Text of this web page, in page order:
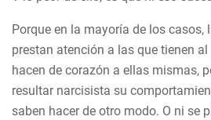
Porque en la mayoría de los casos,
prestan atención a las que tienen
hacen de corazón a ellas mismas,
resultar narcisista su
saben hacer de otro modo. O ni se